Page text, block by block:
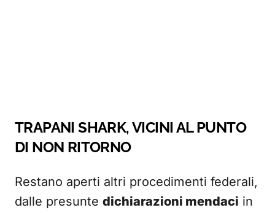
TRAPANI SHARK, VICINI AL PUNTO
DI NON RITORNO
Restano aperti altri procedimenti federali,
dalle presunte dichiarazioni mendaci in